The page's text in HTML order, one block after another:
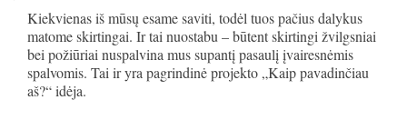
Kiekvienas iš mūsų esame saviti, todėl tuos pačius dalykus
matome skirtingai. Ir tai nuostabu – būtent skirtingi žvilgsniai
bei požiūriai nuspalvina mus supantį pasaulį įvairesnėmis
spalvomis. Tai ir yra pagrindinė projekto „Kaip pavadinčiau
aš?“ idėja.